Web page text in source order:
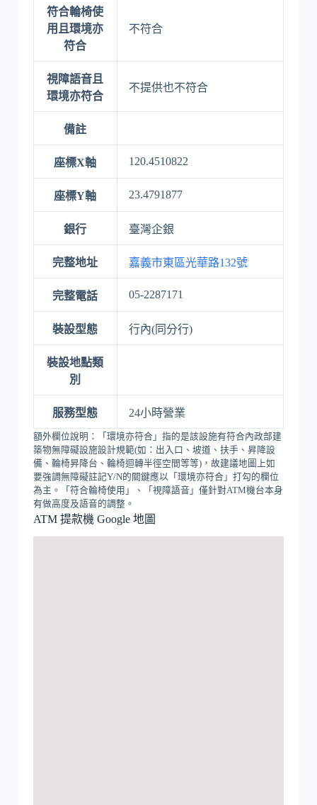
符合輪椅使
用且環境亦
符合
不符合
視障語音且
環境亦符合
不提供也不符合
備註
座標X軸 120.4510822
座標Y軸 23.4791877
銀行 臺灣企銀
完整地址 嘉義市東區光華路132號
完整電話 05-2287171
裝設型態 行內(同分行)
裝設地點類
別
服務型態 24小時營業
額外欄位說明：「環境亦符合」指的是該設施有符合內政部建
築物無障礙設施設計規範(如：出入口、坡道、扶手、昇降設
備、輪椅昇降台、輪椅迴轉半徑空間等等)，故建議地圖上如
要強調無障礙註記Y/N的關鍵應以「環境亦符合」打勾的欄位
為主。「符合輪椅使用」、「視障語音」僅針對ATM機台本身
有做高度及語音的調整。
ATM 提款機 Google 地圖